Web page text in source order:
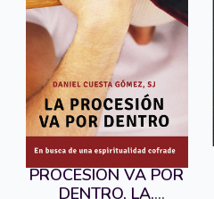
PROCESION VA POR
DENTRO, LA.